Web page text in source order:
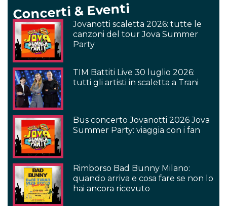
Concerti & Eventi
Jovanotti scaletta 2026: tutte le
canzoni del tour Jova Summer
Party
TIM Battiti Live 30 luglio 2026:
tutti gli artisti in scaletta a Trani
Bus concerto Jovanotti 2026 Jova
Summer Party: viaggia con i fan
Rimborso Bad Bunny Milano:
quando arriva e cosa fare se non lo
hai ancora ricevuto